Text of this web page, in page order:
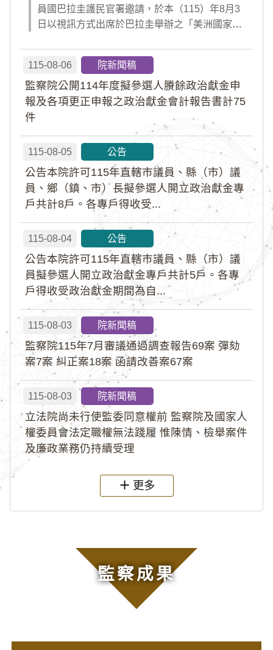
員國巴拉圭護民官署邀請，於本（115）年8月3
日以視訊方式出席於巴拉圭舉辦之「美洲國家人
報告，就美洲地區環境災害、氣候緊急狀態與人
權風險等議題，與拉美地區監察機構、護民官署
及紅十字國際委員會、原住民社區支持組織...
115-08-06 院新聞稿
監察院公開114年度擬參選人賸餘政治獻金申
報及各項更正申報之政治獻金會計報告書計75
件
115-08-05 公告
公告本院許可115年直轄市議員、縣（市）議
員、鄉（鎮、市）長擬參選人開立政治獻金專
戶共計8戶。各專戶得收受...
115-08-04 公告
公告本院許可115年直轄市議員、縣（市）議
員擬參選人開立政治獻金專戶共計5戶。各專
戶得收受政治獻金期間為自...
115-08-03 院新聞稿
監察院115年7月審議通過調查報告69案 彈劾
案7案 糾正案18案 函請改善案67案
115-08-03 院新聞稿
立法院尚未行使監委同意權前 監察院及國家人
權委員會法定職權無法踐履 惟陳情、檢舉案件
及廉政業務仍持續受理
更多
監察成果